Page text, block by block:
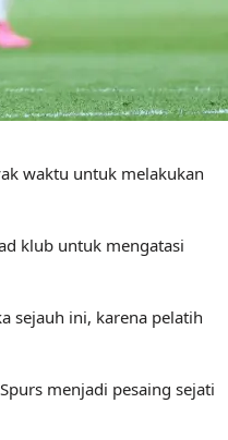
waktu untuk melakukan
klub untuk mengatasi
sejauh ini, karena pelatih
menjadi pesaing sejati